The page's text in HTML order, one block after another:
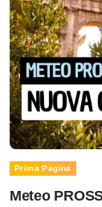
Prima Pagina
Meteo